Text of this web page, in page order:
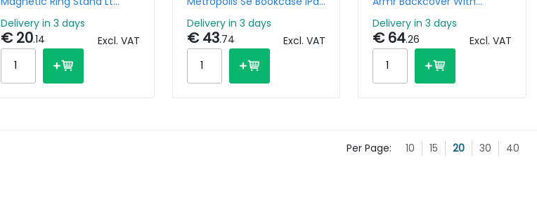
Delivery in 3 days
€ 20.14 Excl. VAT
Delivery in 3 days
€ 43.74 Excl. VAT
Galaxy S26 Ultra - Orange /
Delivery in 3 days
€ 64.26 Excl. VAT
Per Page: 10 15 20 30 40